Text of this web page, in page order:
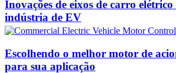
Inovações de eixos de carro
indústria de EV
Escolhendo o melhor motor de
para sua aplicação